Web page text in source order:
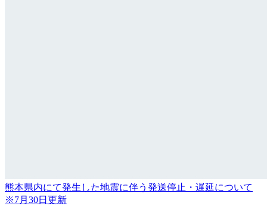
熊本県内にて発生した地震に伴う発送停止・遅延について
※7月30日更新